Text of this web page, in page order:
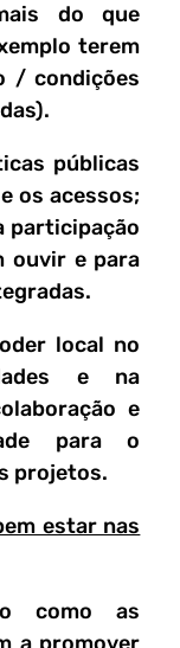
do que
terem
/ condições
públicas
os acessos;
participação
ouvir e para
local no
e na
e
para o
projetos.
estar nas
como as